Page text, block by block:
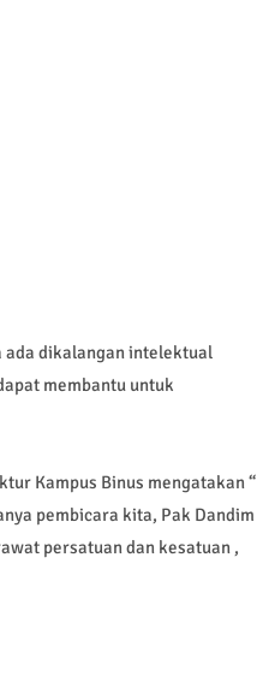
ada dikalangan intelektual
membantu untuk
Kampus Binus mengatakan “
pembicara kita, Pak Dandim
persatuan dan kesatuan ,